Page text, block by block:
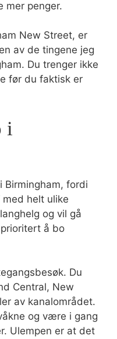
mer penger.
New Street, er
av de tingene jeg
Du trenger ikke
før du faktisk er
i
Birmingham, fordi
med helt ulike
og vil gå
å bo
Du
Central, New
av kanalområdet.
og være i gang
Ulempen er at det